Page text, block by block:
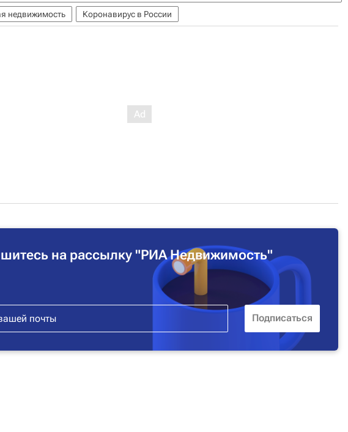
недвижимость
Коронавирус в России
на рассылку "РИА Недвижимость"